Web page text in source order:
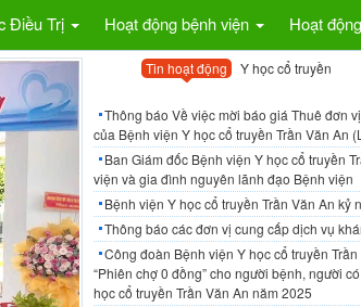
Điều Trị Hoạt động bệnh viện Hoạt
Tin hoạt động Y học cổ truyền
Thông báo Về việc mời báo giá Thuê đơn
của Bệnh viện Y học cổ truyền Trần Văn An
Ban Giám đốc Bệnh viện Y học cổ truyền
viện và gia đình nguyên lãnh đạo Bệnh viện
Bệnh viện Y học cổ truyền Trần Văn An
Thông báo các đơn vị cung cấp dịch vụ
Công đoàn Bệnh viện Y học cổ truyền
“Phiên chợ 0 đồng” cho người bệnh, người
học cổ truyền Trần Văn An năm 2025